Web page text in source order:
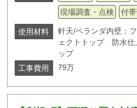
現場調査・点検
付
使用材料
軒天/ベランダ内壁：
ェクトトップ 防水仕
ップ
工事費用
79万